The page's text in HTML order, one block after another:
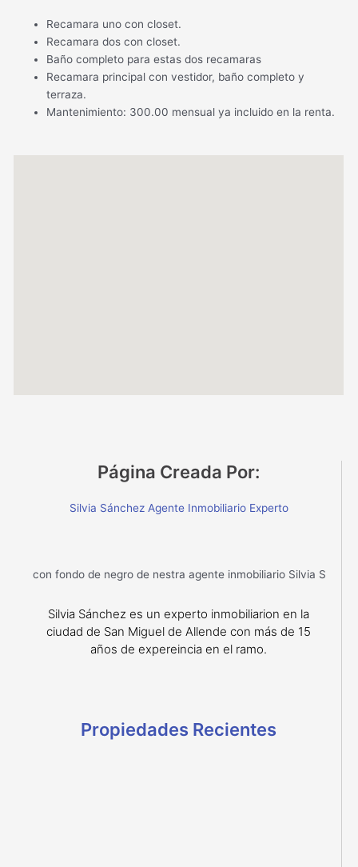
Recamara uno con closet.
Recamara dos con closet.
Baño completo para estas dos recamaras
Recamara principal con vestidor, baño completo y
terraza.
Mantenimiento: 300.00 mensual ya incluido en la renta.
Página Creada Por:
Silvia Sánchez Agente Inmobiliario Experto
Silvia Sánchez es un experto inmobiliarion en la
ciudad de San Miguel de Allende con más de 15
años de expereincia en el ramo.
Propiedades Recientes